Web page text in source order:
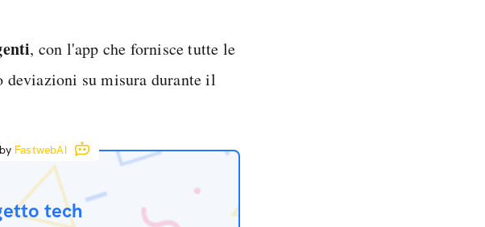
, con l'app che fornisce tutte le
deviazioni su misura durante il
by FastwebAI
tech